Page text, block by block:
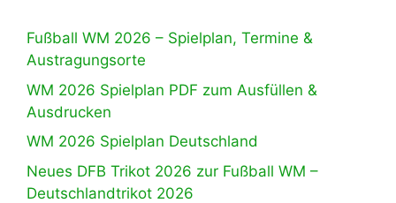
Fußball WM 2026 – Spielplan, Termine &
Austragungsorte
WM 2026 Spielplan PDF zum Ausfüllen &
Ausdrucken
WM 2026 Spielplan Deutschland
Neues DFB Trikot 2026 zur Fußball WM –
Deutschlandtrikot 2026